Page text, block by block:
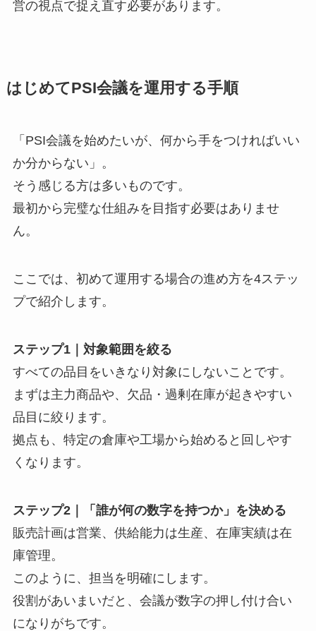
営の視点で捉え直す必要があります。
はじめてPSI会議を運用する手順
「PSI会議を始めたいが、何から手をつければいい
か分からない」。
そう感じる方は多いものです。
最初から完璧な仕組みを目指す必要はありませ
ん。
ここでは、初めて運用する場合の進め方を4ステッ
プで紹介します。
ステップ1｜対象範囲を絞る
すべての品目をいきなり対象にしないことです。
まずは主力商品や、欠品・過剰在庫が起きやすい
品目に絞ります。
拠点も、特定の倉庫や工場から始めると回しやす
くなります。
ステップ2｜「誰が何の数字を持つか」を決める
販売計画は営業、供給能力は生産、在庫実績は在
庫管理。
このように、担当を明確にします。
役割があいまいだと、会議が数字の押し付け合い
になりがちです。